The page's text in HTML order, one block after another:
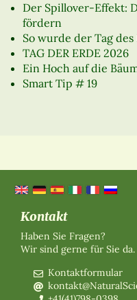
Der Spillover-Effekt:
fördern
So wurde der Tag
TAG DER ERDE 2026
Ein Hoch auf die
Smart Tip # 19
Kontakt
Haben Sie Fragen?
Wir sind gerne für Sie da.
Kontaktformular